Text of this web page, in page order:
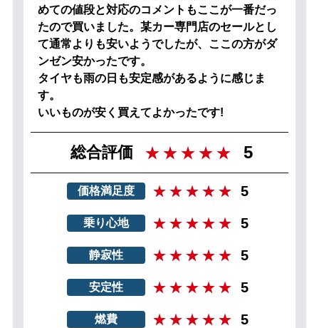
めての値段と対応のコメントもここが一番だっ
たので買いました。某カー専門店のセールとし
て通常よりも安いようでしたが、ここの方がダ
ンゼン安かったです。
タイヤも雨の日も安定感があるように感じま
す。
いいものが安く買えてよかったです!
総合評価 5
価格満足度 5
乗り心地 5
静寂性 5
安定性 5
燃費 5